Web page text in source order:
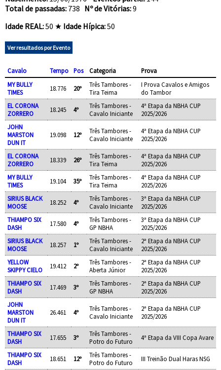
Total de passadas: 738 Nº de Vitórias:9
Idade REAL:50 ★ Idade Hípica:50
Ver resultados por Evento
Cavalo Tempo Pos Categoria
Prova
MY BULLY
TIMES
18.776 20º
Três Tambores -
Tira Teima
I Prova Cavalos e Amigos
do Tambor
EL CORONA
ZORRERO
18.245 4º
Três Tambores -
Cavalo Iniciante
4ª Etapa da NBHA CUP
2025/2026
JOHN
MARSTON
DUN IT
19.098 12º
Três Tambores -
Cavalo Iniciante
4ª Etapa da NBHA CUP
2025/2026
EL CORONA
ZORRERO
18.339 26º
Três Tambores -
Tira Teima
4ª Etapa da NBHA CUP
2025/2026
MY BULLY
TIMES
19.104 35º
Três Tambores -
Tira Teima
4ª Etapa da NBHA CUP
2025/2026
SIRIUS BLACK
MOOSE
18.252 4º
Três Tambores -
Cavalo Iniciante
3ª Etapa da NBHA CUP
2025/2026
THIAMPO SIX
DASH
17.580 4º
Três Tambores -
GP NBHA
3ª Etapa da NBHA CUP
2025/2026
SIRIUS BLACK
MOOSE
18.257 1º
Três Tambores -
Cavalo Iniciante
2ª Etapa da NBHA CUP
2025/2026
YELLOW
SKIPPY CIELO
19.412 2º
Três Tambores -
Aberta Júnior
2ª Etapa da NBHA CUP
2025/2026
THIAMPO SIX
DASH
17.469 3º
Três Tambores -
GP NBHA
2ª Etapa da NBHA CUP
2025/2026
JOHN
MARSTON
DUN IT
26.461 4º
Três Tambores -
Cavalo Iniciante
2ª Etapa da NBHA CUP
2025/2026
THIAMPO SIX
DASH
17.655 3º
Três Tambores -
Potro do Futuro
4ª Etapa da VIII Copa Avare
THIAMPO SIX
DASH
18.651 12º
Três Tambores -
Potro do Futuro
III Treinão Dual Haras NSG